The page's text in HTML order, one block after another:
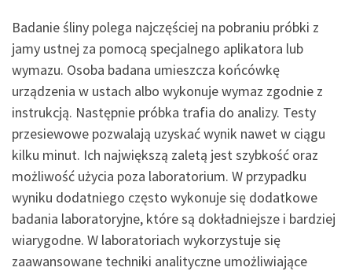
Badanie śliny polega najczęściej na pobraniu próbki z
jamy ustnej za pomocą specjalnego aplikatora lub
wymazu. Osoba badana umieszcza końcówkę
urządzenia w ustach albo wykonuje wymaz zgodnie z
instrukcją. Następnie próbka trafia do analizy. Testy
przesiewowe pozwalają uzyskać wynik nawet w ciągu
kilku minut. Ich największą zaletą jest szybkość oraz
możliwość użycia poza laboratorium. W przypadku
wyniku dodatniego często wykonuje się dodatkowe
badania laboratoryjne, które są dokładniejsze i bardziej
wiarygodne. W laboratoriach wykorzystuje się
zaawansowane techniki analityczne umożliwiające